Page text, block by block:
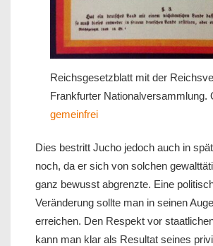
Reichsgesetzblatt mit der
Frankfurter Nationalversammlung.
gemeinfrei
Dies bestritt Jucho jedoch auch in
noch, da er sich von solchen
ganz bewusst abgrenzte. Eine
Veränderung sollte man in seinen
erreichen. Den Respekt vor
kann man klar als Resultat seines